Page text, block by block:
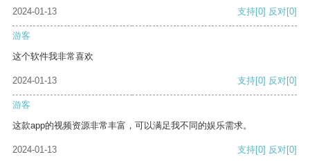
2024-01-13
支持[0] 反对[0]
游客
这个软件我非常喜欢
2024-01-13 支持[0] 反对[0]
游客
这款app的视频资源非常丰富，可以满足我不同的娱乐需求。
2024-01-13 支持[0] 反对[0]